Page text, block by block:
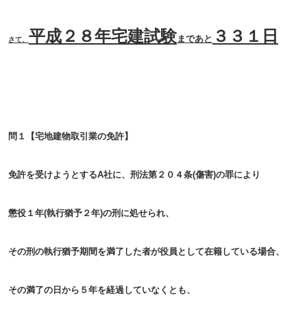
さて、 平成２８年宅建試験まであと ３３１日
問１【宅地建物取引業の免許】
免許を受けようとするA社に、刑法第２０４条(傷害)の罪により
懲役１年(執行猶予２年)の刑に処せられ、
その刑の執行猶予期間を満了した者が役員として在籍している場合、
その満了の日から５年を経過していなくとも、